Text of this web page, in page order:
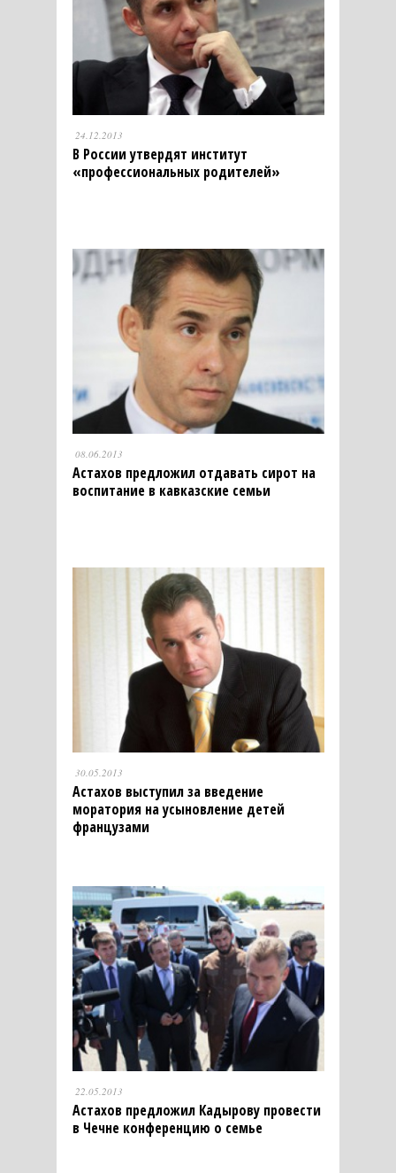
24.12.2013
В России утвердят институт
«профессиональных родителей»
08.06.2013
Астахов предложил отдавать сирот на
воспитание в кавказские семьи
30.05.2013
Астахов выступил за введение
моратория на усыновление детей
французами
22.05.2013
Астахов предложил Кадырову провести
в Чечне конференцию о семье